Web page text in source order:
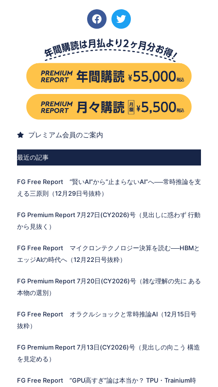
プレミアム会員のご案内
最近の記事
FG Free Report “賢いAI”から“止まらないAI”へ──常時推論を支
える三原則（12月29日号抜粋）
FG Premium Report 7月27日(CY2026)号（見出しに惑わず 行動
から見抜く）
FG Free Report マイクロンテクノロジー決算を読む──HBMと
エッジAIの時代へ（12月22日号抜粋）
FG Premium Report 7月20日(CY2026)号（雑な理解の先に ある
本物の選別）
FG Free Report オラクルショックと常時推論AI（12月15日号
抜粋）
FG Premium Report 7月13日(CY2026)号（見出しの向こう 構造
を見定める）
FG Free Report ”GPU高すぎ”論は本当か？ TPU・Trainium時